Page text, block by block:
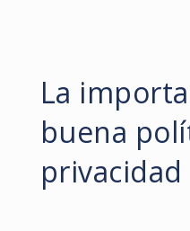
La
buena
privacidad